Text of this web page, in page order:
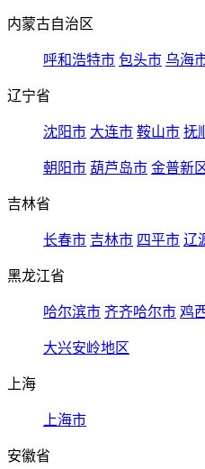
内蒙古自治区
呼和浩特市 包头市 乌海
辽宁省
沈阳市 大连市 鞍山市 抚
朝阳市 葫芦岛市 金普新
吉林省
长春市 吉林市 四平市 辽
黑龙江省
哈尔滨市 齐齐哈尔市 鸡
大兴安岭地区
上海
上海市
安徽省